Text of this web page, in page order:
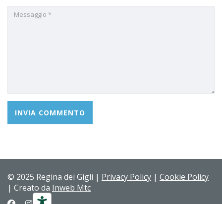
© 2025 Regina dei Gigli | Privacy Policy | Cookie Policy
| Creato da Inweb Mtc